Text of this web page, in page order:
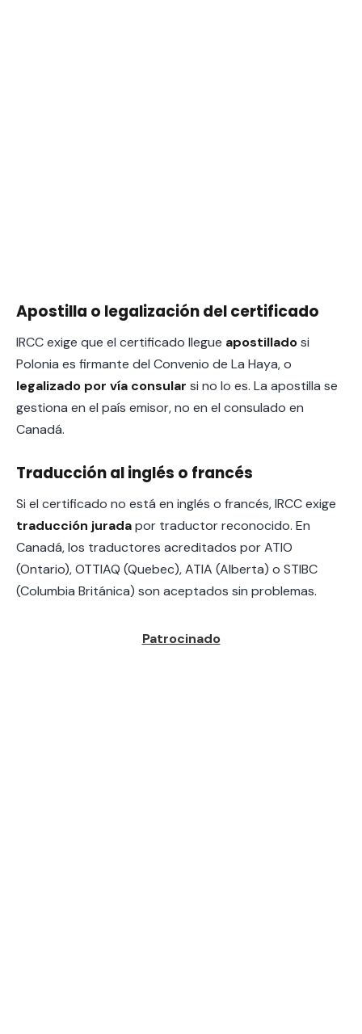
Apostilla o legalización del certificado
IRCC exige que el certificado llegue apostilladosi
Polonia es firmante del Convenio de La Haya, o
legalizado por vía consular si no lo es. La apostilla se
gestiona en el país emisor, no en el consulado en
Canadá.
Traducción al inglés o francés
Si el certificado no está en inglés o francés, IRCC exige
traducción juradapor traductor reconocido. En
Canadá, los traductores acreditados por ATIO
(Ontario), OTTIAQ (Quebec), ATIA (Alberta) o STIBC
(Columbia Británica) son aceptados sin problemas.